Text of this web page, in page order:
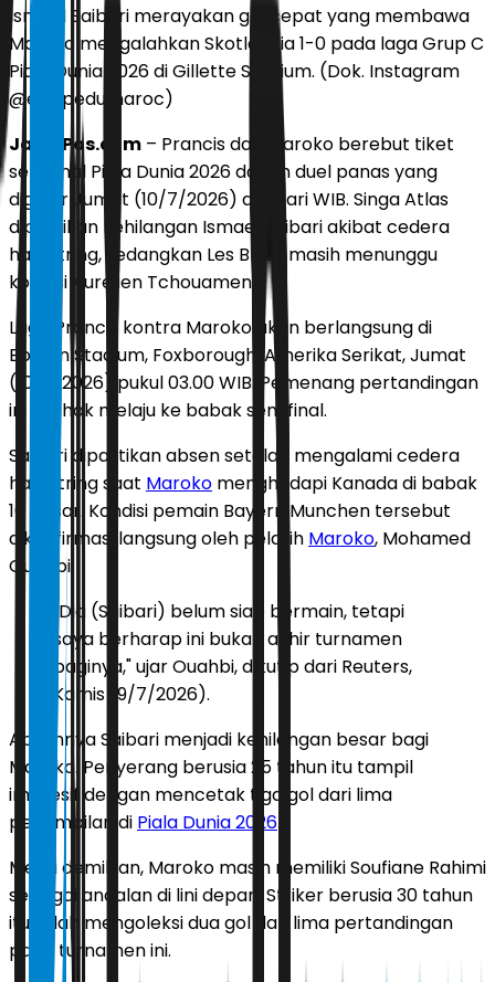
Ismael Saibari merayakan gol cepat yang membawa
Maroko mengalahkan Skotlandia 1-0 pada laga Grup C
Piala Dunia 2026 di Gillette Stadium. (Dok. Instagram
@equipedumaroc)
JawaPos.com – Prancis dan Maroko berebut tiket
semifinal Piala Dunia 2026 dalam duel panas yang
digelar Jumat (10/7/2026) dini hari WIB. Singa Atlas
dipastikan kehilangan Ismael Saibari akibat cedera
hamstring, sedangkan Les Bleus masih menunggu
kondisi Aurelien Tchouameni.
Laga Prancis kontra Maroko akan berlangsung di
Boston Stadium, Foxborough, Amerika Serikat, Jumat
(10/7/2026) pukul 03.00 WIB. Pemenang pertandingan
ini berhak melaju ke babak semifinal.
Saibari dipastikan absen setelah mengalami cedera
hamstring saat Maroko menghadapi Kanada di babak
16 besar. Kondisi pemain Bayern Munchen tersebut
dikonfirmasi langsung oleh pelatih Maroko, Mohamed
Ouahbi.
"Dia (Saibari) belum siap bermain, tetapi
saya berharap ini bukan akhir turnamen
baginya," ujar Ouahbi, dikutip dari Reuters,
Kamis (9/7/2026).
Absennya Saibari menjadi kehilangan besar bagi
Maroko. Penyerang berusia 25 tahun itu tampil
impresif dengan mencetak tiga gol dari lima
penampilan di Piala Dunia 2026.
Meski demikian, Maroko masih memiliki Soufiane Rahimi
sebagai andalan di lini depan. Striker berusia 30 tahun
itu telah mengoleksi dua gol dari lima pertandingan
pada turnamen ini.